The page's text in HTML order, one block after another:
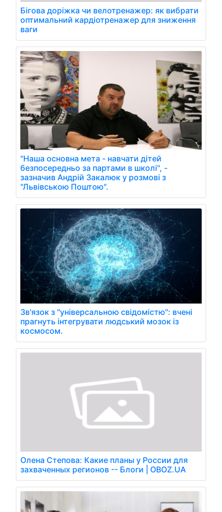
Бігова доріжка чи велотренажер: як вибрати
оптимальний кардіотренажер для зниження
ваги
"Наша основна мета - навчати дітей
безпосередньо за партами в школі", -
зазначив Андрій Закалюк у розмові з
"Львівською Поштою".
Зв'язок з "універсальною свідомістю": вчені
прагнуть інтегрувати людський мозок із
космосом.
Олена Степова: Какие планы у России для
захваченных регионов -- Блоги | OBOZ.UA